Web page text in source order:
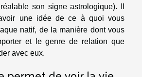
son signe astrologique). Il
une idée de ce à quoi vous
natif, de la manière dont vous
et le genre de relation que
avec eux.